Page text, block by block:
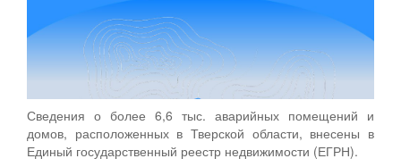
Сведения о более 6,6 тыс. аварийных помещений и
домов, расположенных в Тверской области, внесены в
Единый государственный реестр недвижимости (ЕГРН).